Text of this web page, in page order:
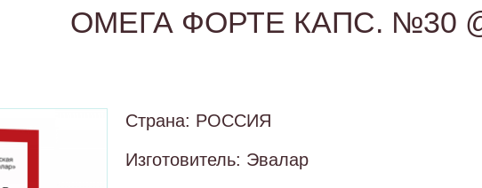
ОМЕГА ФОРТЕ КАПС. №30
Страна: РОССИЯ
Изготовитель: Эвалар